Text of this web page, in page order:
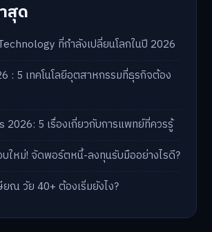
สุด
ที่กำลังเปลี่ยนโลกในปี 2026
: 5 เทคโนโลยีอุตสาหกรรมที่ธุรกิจต้อง
5 เรื่องเกี่ยวกับการแพทย์ที่ควรรู้
บใหม่! จัดพอร์ตหนี้-ลงทุนรับมืออย่างไรดี?
ณ วัย 40+ ต้องเริ่มยังไง?